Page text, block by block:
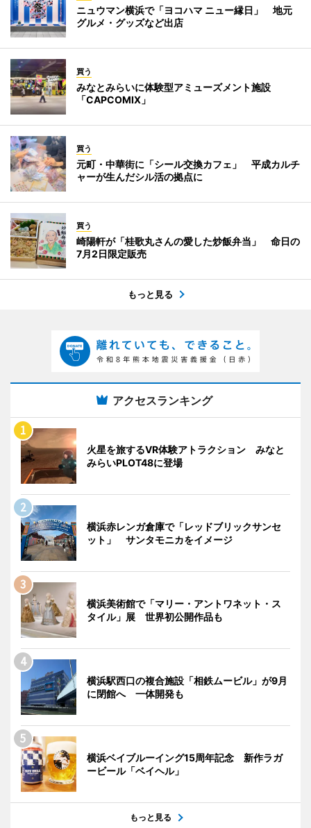
ニュウマン横浜で「ヨコハマ ニュー縁日」 地元
グルメ・グッズなど出店
買う
みなとみらいに体験型アミューズメント施設
「CAPCOMIX」
買う
元町・中華街に「シール交換カフェ」 平成カルチ
ャーが生んだシル活の拠点に
買う
崎陽軒が「桂歌丸さんの愛した炒飯弁当」 命日の
7月2日限定販売
もっと見る
アクセスランキング
火星を旅するVR体験アトラクション みなと
みらいPLOT48に登場
横浜赤レンガ倉庫で「レッドブリックサンセ
ット」 サンタモニカをイメージ
横浜美術館で「マリー・アントワネット・ス
タイル」展 世界初公開作品も
横浜駅西口の複合施設「相鉄ムービル」が9月
に閉館へ 一体開発も
横浜ベイブルーイング15周年記念 新作ラガ
ービール「ベイヘル」
もっと見る